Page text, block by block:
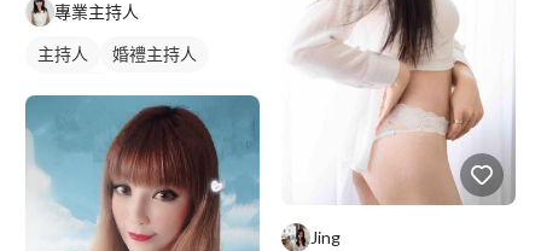
專業主持人
主持人
婚禮主持人
Jing